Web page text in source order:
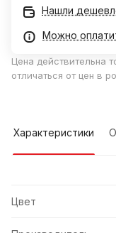
Нашли
Можно
Цена действительна
отличаться от цен в
Характеристики
Цвет